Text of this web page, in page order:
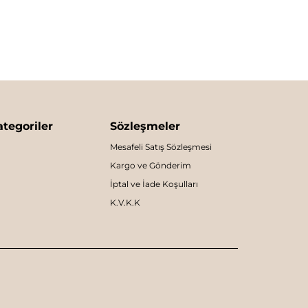
Sözleşmeler
Mesafeli Satış Sözleşmesi
Kargo ve Gönderim
İptal ve İade Koşulları
K.V.K.K